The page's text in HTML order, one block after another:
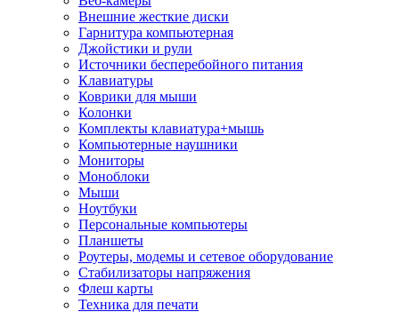
Внешние жесткие диски
Гарнитура компьютерная
Джойстики и рули
Источники бесперебойного питания
Клавиатуры
Коврики для мыши
Колонки
Комплекты клавиатура+мышь
Компьютерные наушники
Мониторы
Моноблоки
Мыши
Ноутбуки
Персональные компьютеры
Планшеты
Роутеры, модемы и сетевое оборудование
Стабилизаторы напряжения
Флеш карты
Техника для печати